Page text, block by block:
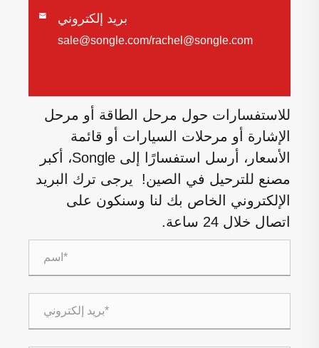
 بريد إلكتروني
sale@songle.com/rachel@songle.com
للاستفسارات حول مرحل الطاقة أو مرحل
الإشارة أو مرحلات السيارات أو قائمة
الأسعار، أرسل استفسارًا إلى Songle، أكبر
مصنع للترحيل في الصين! يرجى ترك البريد
الإلكتروني الخاص بك لنا وسنكون على
اتصال خلال 24 ساعة.